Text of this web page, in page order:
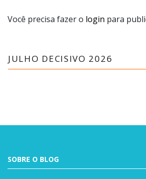
Você precisa fazer o login para
JULHO DECISIVO 2026
SOBRE O BLOG